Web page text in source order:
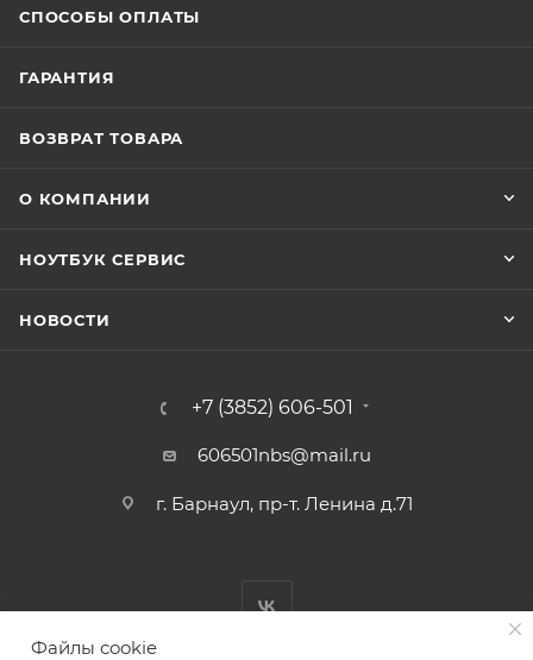
СПОСОБЫ ОПЛАТЫ
ГАРАНТИЯ
ВОЗВРАТ ТОВАРА
О КОМПАНИИ
НОУТБУК СЕРВИС
НОВОСТИ
+7 (3852) 606-501
606501nbs@mail.ru
г. Барнаул, пр-т. Ленина д.71
Файлы cookie